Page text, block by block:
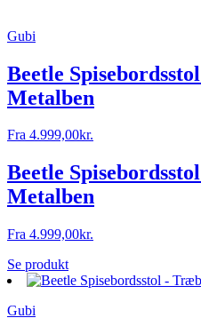
Gubi
Beetle
Metalben
Fra 4.999,00kr.
Beetle
Metalben
Fra 4.999,00kr.
Se produkt
Gubi